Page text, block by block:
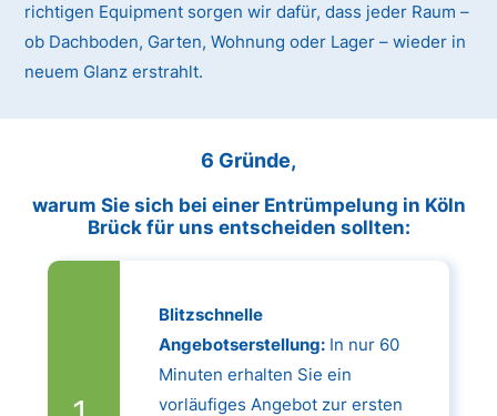
richtigen Equipment sorgen wir dafür, dass jeder Raum –
ob Dachboden, Garten, Wohnung oder Lager – wieder in
neuem Glanz erstrahlt.
6 Gründe,
warum Sie sich bei einer Entrümpelung in Köln
Brück für uns entscheiden sollten:
Blitzschnelle
Angebotserstellung:In nur 60
Minuten erhalten Sie ein
vorläufiges Angebot zur ersten